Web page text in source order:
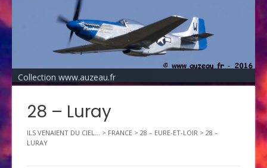
Collection www.auzeau.fr
28 – Luray
ILS VENAIENT DU CIEL... > FRANCE > 28 – EURE-ET-LOIR > 28 –
LURAY